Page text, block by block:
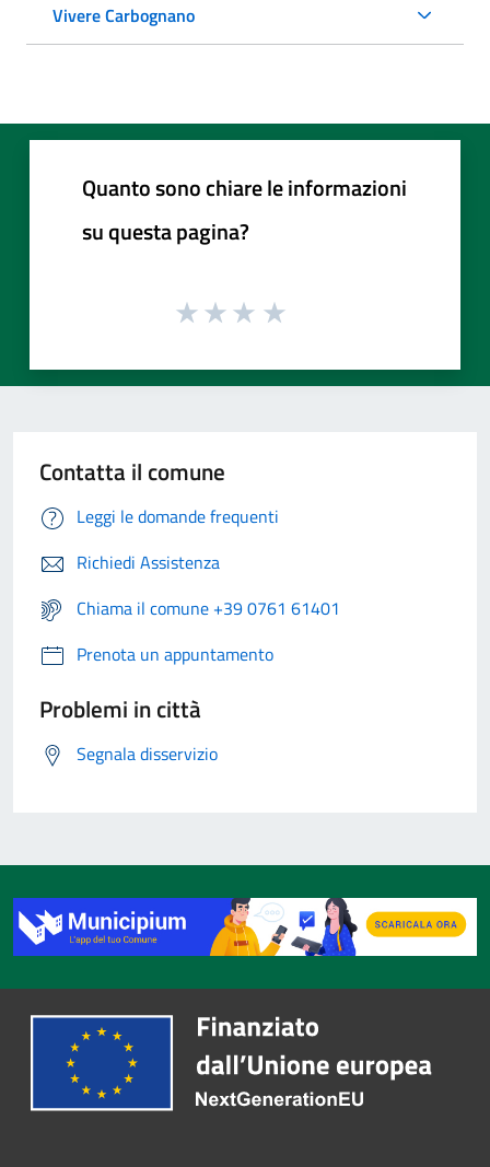
Vivere Carbognano
Quanto sono chiare le informazioni
su questa pagina?
Contatta il comune
Leggi le domande frequenti
Richiedi Assistenza
Chiama il comune +39 0761 61401
Prenota un appuntamento
Problemi in città
Segnala disservizio